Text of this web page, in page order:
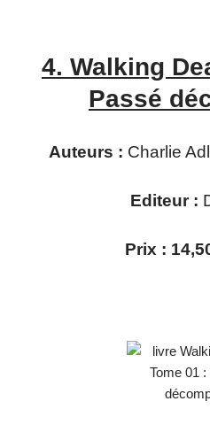
4. Walking
Passé
Auteurs : Charlie
Editeur :
Prix :